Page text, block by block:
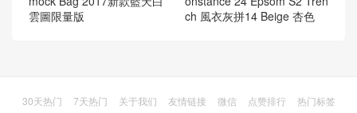
雲圖限量版
ch 風衣灰拼14 Beige 杏色
30天热门 7天热门 关于我们 友情链接 微信 点赞排行 热门标签